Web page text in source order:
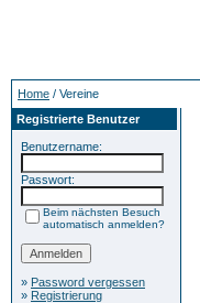
Home / Vereine
Registrierte Benutzer
Benutzername:
Passwort:
Beim nächsten Besuch
automatisch anmelden?
» Password vergessen
» Registrierung